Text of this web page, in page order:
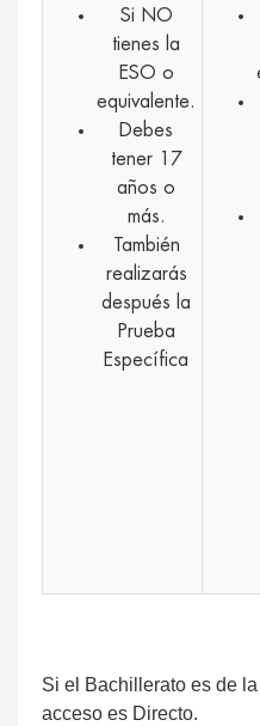
Si NO
tienes la
ESO o
equivalente.
Debes
tener 17
años o
más.
También
realizarás
después la
Prueba
Específica
Si el Bachillerato es de
acceso es Directo.